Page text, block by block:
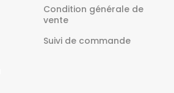
Condition générale de
vente
Suivi de commande